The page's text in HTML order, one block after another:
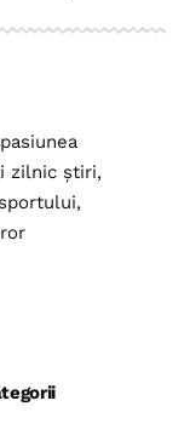
zilnic știri,